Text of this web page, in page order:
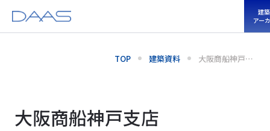
建
アー
TOP 建築資料 大阪商船神戸支
店
大阪商船神戸支店